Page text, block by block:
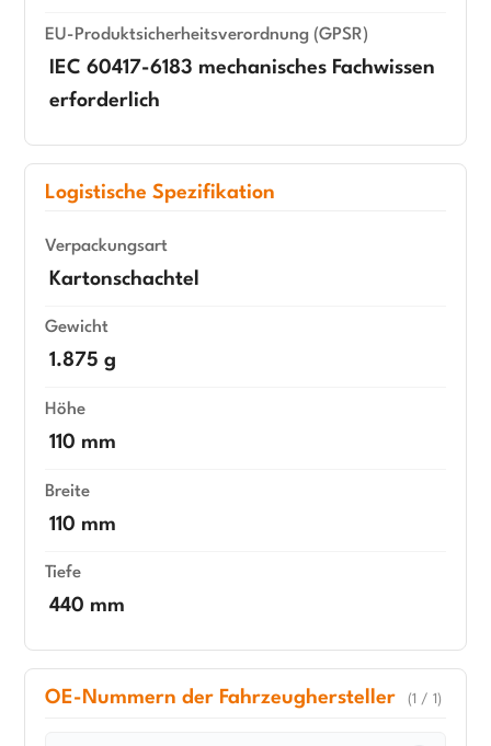
EU-Produktsicherheitsverordnung (GPSR)
IEC 60417-6183 mechanisches Fachwissen
erforderlich
Logistische Spezifikation
Verpackungsart
Kartonschachtel
Gewicht
1.875 g
Höhe
110 mm
Breite
110 mm
Tiefe
440 mm
OE-Nummern der Fahrzeughersteller (1 / 1)